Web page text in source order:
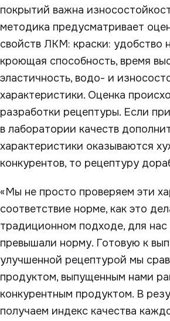
покрытий важна
методика предусматривает
свойств ЛКМ: краски: удобство
кроющая способность, время
эластичность, водо- и
характеристики. Оценка
разработки рецептуры. Если
в лаборатории качеств
характеристики оказываются
конкурентов, то рецептуру
«Мы не просто проверяем эти
соответствие норме, как это
традиционном подходе, для
превышали норму. Готовую к
улучшенной рецептурой мы
продуктом, выпущенным нами
конкурентным продуктом. В
получаем индекс качества